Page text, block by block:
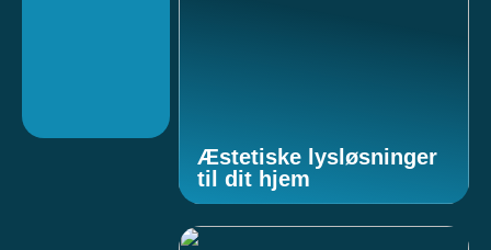
Æstetiske lysløsninger
til dit hjem